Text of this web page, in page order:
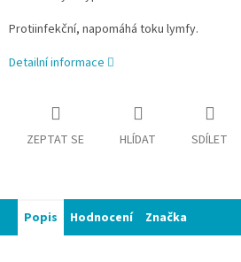
Protiinfekční, napomáhá toku lymfy.
Detailní informace
ZEPTAT SE HLÍDAT SDÍLET
Popis Hodnocení Značka